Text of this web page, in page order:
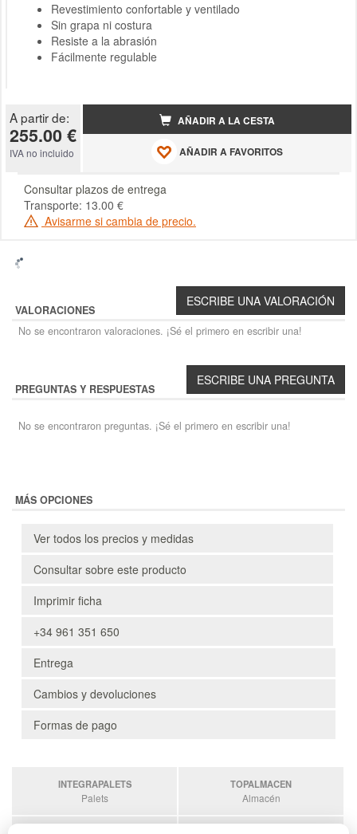
Revestimiento confortable y ventilado
Sin grapa ni costura
Resiste a la abrasión
Fácilmente regulable
A partir de:
255.00 €
IVA no incluido
AÑADIR A LA CESTA
AÑADIR A FAVORITOS
Consultar plazos de entrega
Transporte: 13.00 €
Avisarme si cambia de precio.
VALORACIONES
No se encontraron valoraciones. ¡Sé el primero en escribir una!
PREGUNTAS Y RESPUESTAS
No se encontraron preguntas. ¡Sé el primero en escribir una!
MÁS OPCIONES
Ver todos los precios y medidas
Consultar sobre este producto
Imprimir ficha
+34 961 351 650
Entrega
Cambios y devoluciones
Formas de pago
INTEGRAPALETS
Palets
TOPALMACEN
Almacén